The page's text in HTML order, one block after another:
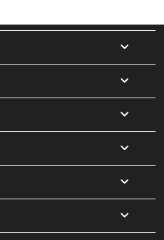
expand_more
expand_more
expand_more
expand_more
expand_more
expand_more